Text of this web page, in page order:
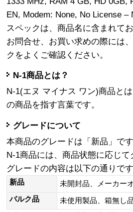
EN, Modem: None, No License
スペックは、商品名に含まれて
お問合せ、お買い求めの際には
クをよくご確認ください。
N-1商品とは？
N-1(エヌ マイナス ワン)商品と
の商品を指す言葉です。
グレードについて
本商品のグレードは「新品」です
N-1商品には、商品状態に応じ
グレードの内容は以下の通りで
新品
未開封品、メーカー
バルク品
未使用製品、箱無